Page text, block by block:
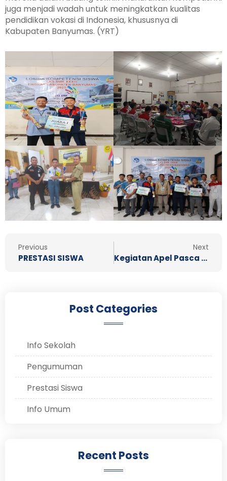
juga menjadi wadah untuk meningkatkan kualitas
pendidikan vokasi di Indonesia, khususnya di
Kabupaten Banyumas. (YRT)
Prev
Previous
PRESTASI SISWA
Next
Kegiatan Apel Pasca Lebaran Idul Fitri 1446 H
Post Categories
Info Sekolah
Pengumuman
Prestasi Siswa
Info Umum
Recent Posts